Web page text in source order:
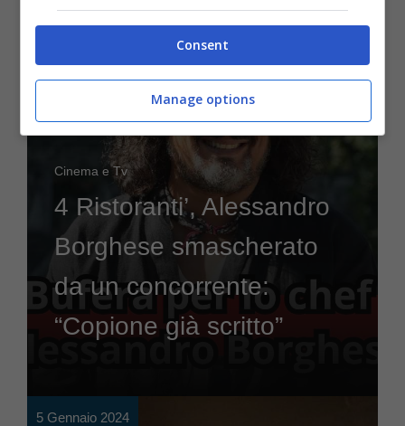
5 Gennaio 2024
Cinema e Tv
4 Ristoranti’, Alessandro
Borghese smascherato
da un concorrente:
“Copione già scritto”
5 Gennaio 2024
Consent
Manage options